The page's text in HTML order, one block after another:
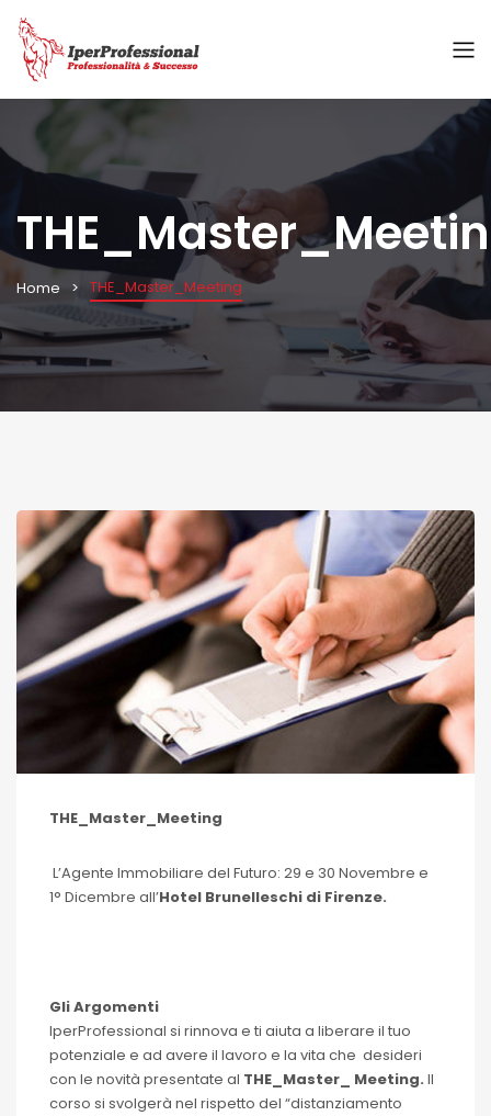
Home THE_Master_Meeting
THE_Master_Meeting
L’Agente Immobiliare del Futuro: 29 e 30 Novembre e
1° Dicembre all’Hotel Brunelleschi di Firenze.
Gli Argomenti
IperProfessional si rinnova e ti aiuta a liberare il tuo
potenziale e ad avere il lavoro e la vita che desideri
con le novità presentate al THE_Master_ Meeting. Il
corso si svolgerà nel rispetto del “distanziamento